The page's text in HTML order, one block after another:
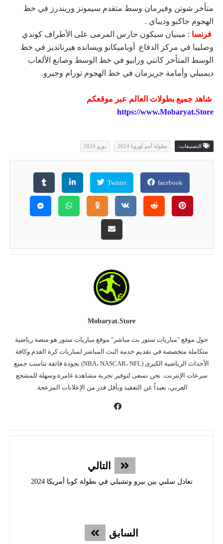
متأخر شوتن وفيرمان وسط متقدم سيمونز وريندرز في خط
الهجوم جاكبو وديباي .
فرنسا : مينيان سيكون حارس المرمى على الأطراف كوندي
وصليبا في مركز الدفاع أوباميكانو ويسانده هيرنانديز في خط
الوسط المتأخر كانتي ورابيو في خط الوسط وصانع الألعاب
ديمبيلي وأمامة جريزمان في خط الهجوم تورام وجيرو.
شاهد جميع بطولات العالم عبر موقعكم
https://www.Mobaryat.Store
التصنيفات: بطولة أمم أوروبا 2024 يورو 2024
facebook
Twitter
Mobaryat.store
حول موقع "مباريات ستور بث مباشر" موقع مباريات ستور هو منصة رياضية
متكاملة متخصصة في تقديم خدمة البث المباشر لمباريات كرة القدم وكافة
الأحداث الرياضية الكبرى (NBA، NASCAR، NFL) بجودة فائقة تناسب جميع
سرعات الإنترنت. نحن نسعى لتوفير تجربة مشاهدة غامرة وسهلة للمشجع
العربي، بعيداً عن التعقيد وبأقل قدر من الإعلانات المزعجة.
التالي
تعادل سلبي بين بيرو وتشيلي في بطولة كوبا أمريكا 2024
السابق